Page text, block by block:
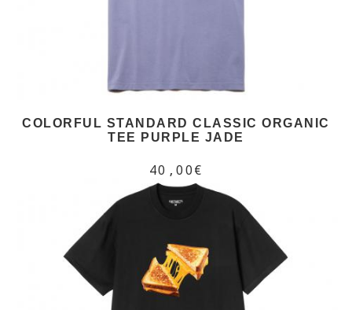
COLORFUL STANDARD CLASSIC ORGANIC
TEE PURPLE JADE
40,00€